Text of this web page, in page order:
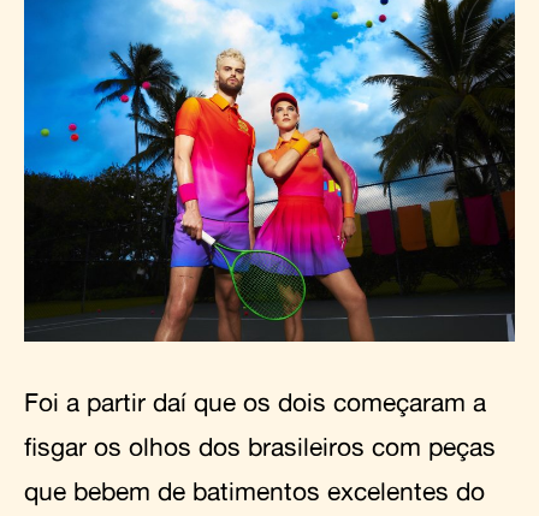
Foi a partir daí que os dois começaram a
fisgar os olhos dos brasileiros com peças
que bebem de batimentos excelentes do